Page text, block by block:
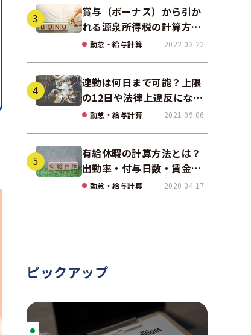
賞与（ボーナス）から引か
れる源泉所得税の計算方法
をわかりやすく解説
勤怠・給与計算 2022.03.22
連勤は何日まで可能？上限
の12日や法律上違反になる
場合も解説
勤怠・給与計算 2021.09.06
有給休暇の計算方法とは？
出勤率・付与日数・賃金の
算出ポイントを実務に即し
勤怠・給与計算 2020.04.17
ピックアップ